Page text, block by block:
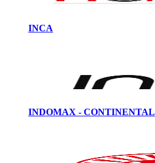
INCA
INDOMAX - CONTINENTAL